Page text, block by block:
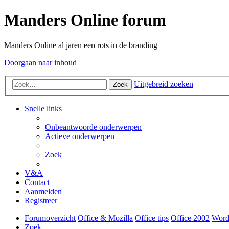
Manders Online forum
Manders Online al jaren een rots in de branding
Doorgaan naar inhoud
Zoek Uitgebreid zoeken
Snelle links
Onbeantwoorde onderwerpen
Actieve onderwerpen
Zoek
V&A
Contact
Aanmelden
Registreer
Forumoverzicht Office & Mozilla Office tips Office 2002